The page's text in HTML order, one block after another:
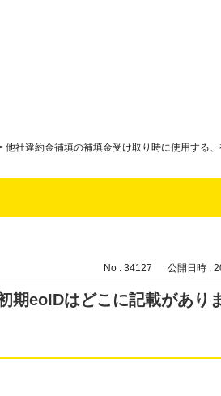
他社違約金補填の補填金受け取り時に使用する
No : 34127 公開日時 :
期eoIDはどこに記載があり